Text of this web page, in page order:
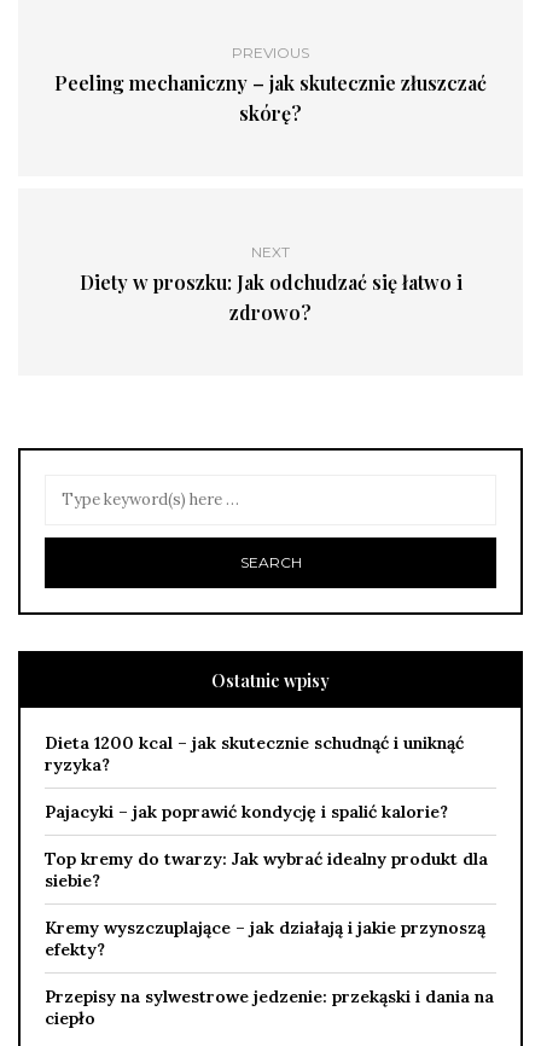
PREVIOUS
Peeling mechaniczny – jak skutecznie złuszczać
skórę?
NEXT
Diety w proszku: Jak odchudzać się łatwo i
zdrowo?
Ostatnie wpisy
Dieta 1200 kcal – jak skutecznie schudnąć i uniknąć
ryzyka?
Pajacyki – jak poprawić kondycję i spalić kalorie?
Top kremy do twarzy: Jak wybrać idealny produkt dla
siebie?
Kremy wyszczuplające – jak działają i jakie przynoszą
efekty?
Przepisy na sylwestrowe jedzenie: przekąski i dania na
ciepło